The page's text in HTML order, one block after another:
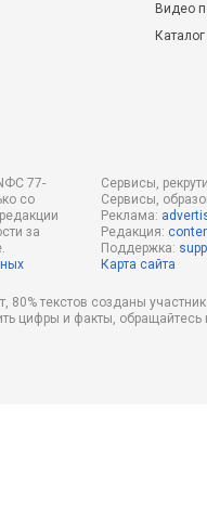
Видео
77-
со
за
Сервисы,
Сервисы,
Реклама:
Редакция:
Поддержка:
Карта сайта
80% текстов созданы
цифры и факты,